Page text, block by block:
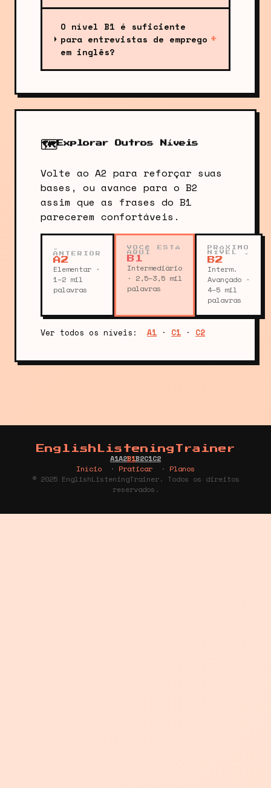
O nível B1 é suficiente
para entrevistas de emprego
em inglês?
+
🗺️ Explorar Outros Níveis
Volte ao A2 para reforçar suas
bases, ou avance para o B2
assim que as frases do B1
parecerem confortáveis.
←
ANTERIOR
A2
Elementar ·
1–2 mil
palavras
VOCÊ ESTÁ
AQUI
B1
Intermediário
· 2,5–3,5 mil
palavras
PRÓXIMO
NÍVEL →
B2
Interm.
Avançado ·
4–5 mil
palavras
Ver todos os níveis: A1 · C1 · C2
EnglishListeningTrainer
A1A2B1B2C1C2
Início
· Praticar · Planos
© 2025 EnglishListeningTrainer. Todos os direitos
reservados.